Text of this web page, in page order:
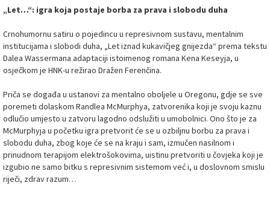
„Let…“: igra koja postaje borba za prava i slobodu duha
Crnohumornu satiru o pojedincu u represivnom sustavu, mentalnim
institucijama i slobodi duha, „Let iznad kukavičjeg gnijezda“ prema tekstu
Dalea Wassermana adaptaciji istoimenog romana Kena Keseyja, u
osječkom je HNK-u režirao Dražen Ferenčina.
Priča se događa u ustanovi za mentalno oboljele u Oregonu, gdje se sve
poremeti dolaskom Randlea McMurphya, zatvorenika koji je svoju kaznu
odlučio umjesto u zatvoru lagodno odslužiti u umobolnici. Ono što je za
McMurphyja u početku igra pretvorit će se u ozbiljnu borbu za prava i
slobodu duha, zbog koje će se na kraju i sam, izmučen nasilnom i
prinudnom terapijom elektrošokovima, uistinu pretvoriti u čovjeka koji je
izgubio ne samo bitku s represivnim sistemom već i, u doslovnom smislu
riječi, zdrav razum…